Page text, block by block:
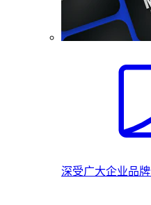
深受广大企业品